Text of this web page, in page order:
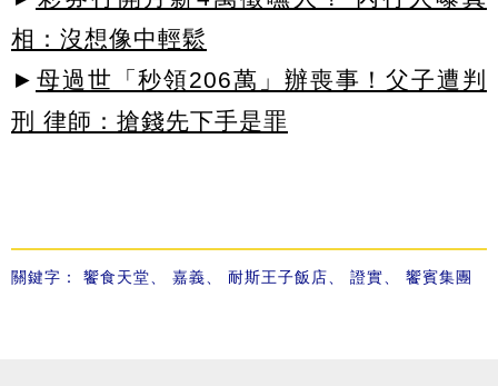
相：沒想像中輕鬆
► 母過世「秒領206萬」辦喪事！父子遭判
刑 律師：搶錢先下手是罪
關鍵字： 饗食天堂 嘉義 耐斯王子飯店 證實 饗賓集團